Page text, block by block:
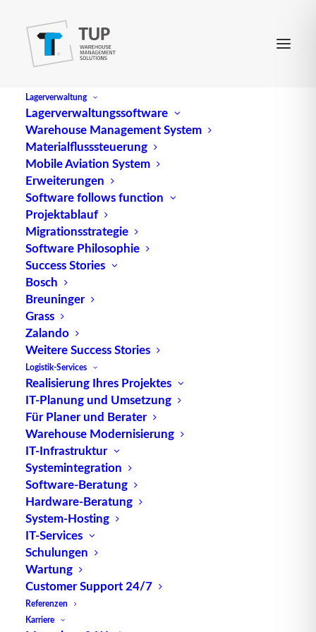
Lagerverwaltung
Lagerverwaltungssoftware
Warehouse Management System
Materialflusssteuerung
Mobile Aviation System
Erweiterungen
Software follows function
Projektablauf
Migrationsstrategie
Software Philosophie
Success Stories
Bosch
Breuninger
Grass
Zalando
Weitere Success Stories
Logistik-Services
Realisierung Ihres Projektes
IT-Planung und Umsetzung
Für Planer und Berater
Warehouse Modernisierung
IT-Infrastruktur
Systemintegration
Software-Beratung
Hardware-Beratung
System-Hosting
IT-Services
Schulungen
Wartung
Customer Support 24/7
Referenzen
Karriere
Dortmunder Gespräche
ist der älteste Logistik-Kongress Deutschlands. Er
wird veranstaltet vom Fraunhofer IML, Dortmund.
Quelle: logipedia / Fraunhofer IML
TUP GmbH & Co. KG
Die kombinierbare Lagerverwaltungs-Software von
TUP, liefert dank ihrer Flexibilität immer die
effektivste Lösung und ist zudem in hohem Maße
wiederverwendbar.
Kontakt
TUP GmbH & Co. KG
Fraunhoferstraße 1
D 76297 Stutensee